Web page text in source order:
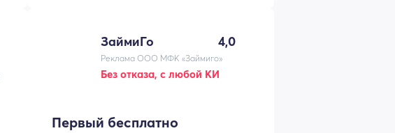
ЗаймиГо 4,0
Реклама ООО МФК «Займиго»
Без отказа, с любой КИ
Первый бесплатно